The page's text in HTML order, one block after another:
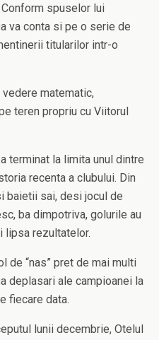
spuselor lui
va conta si pe o serie de
titularilor intr-o
matematic,
teren propriu cu Viitorul
terminat la limita unul dintre
recenta a clubului. Din
baietii sai, desi jocul de
ba dimpotriva, golurile au
lipsa rezultatelor.
de “nas” pret de mai multi
deplasari ale campioanei la
fiecare data.
lunii decembrie, Otelul